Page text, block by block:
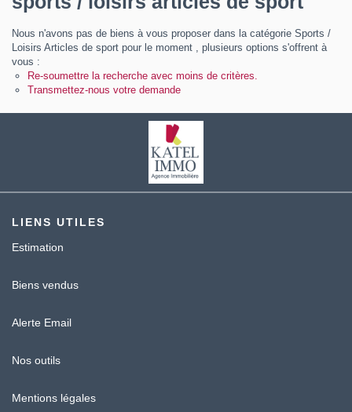
Guide de l'immo
Contact
Nous n'avons pas de biens à vous proposer dans la catégorie Sports /
Loisirs Articles de sport pour le moment , plusieurs options s'offrent à
vous :
Re-soumettre la recherche avec moins de critères.
Transmettez-nous votre demande
LIENS UTILES
Estimation
Biens vendus
Alerte Email
Nos outils
Mentions légales